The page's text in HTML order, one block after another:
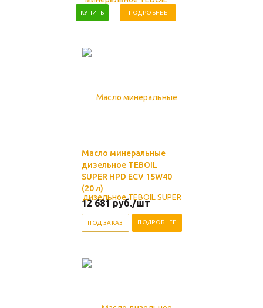
КУПИТЬ ПОДРОБНЕЕ
Масло минеральные
дизельное TEBOIL
SUPER HPD ECV 15W40
(20 л)
12 681руб./шт
ПОД ЗАКАЗ ПОДРОБНЕЕ